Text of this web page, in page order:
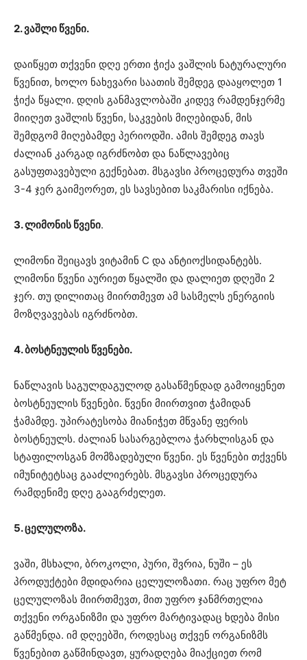
2. ვაშლი წვენი.
დაიწყეთ თქვენი დღე ერთი ჭიქა ვაშლის ნატურალური
წვენით, ხოლო ნახევარი საათის შემდეგ დააყოლეთ 1
ჭიქა წყალი. დღის განმავლობაში კიდევ რამდენჯერმე
მიიღეთ ვაშლის წვენი, საკვების მიღებიდან, მის
შემდგომ მიღებამდე პერიოდში. ამის შემდეგ თავს
ძალიან კარგად იგრძნობთ და ნაწლავებიც
გასუფთავებული გექნებათ. მსგავსი პროცედურა თვეში
3-4 ჯერ გაიმეორეთ, ეს სავსებით საკმარისი იქნება.
3. ლიმონის წვენი.
ლიმონი შეიცავს ვიტამინ C და ანტიოქსიდანტებს.
ლიმონი წვენი აურიეთ წყალში და დალიეთ დღეში 2
ჯერ. თუ დილითაც მიირთმევთ ამ სასმელს ენერგიის
მოზღვავებას იგრძნობთ.
4. ბოსტნეულის წვენები.
ნაწლავის საგულდაგულოდ გასაწმენდად გამოიყენეთ
ბოსტნეულის წვენები. წვენი მიირთვით ჭამიდან
ჭამამდე. უპირატესობა მიანიჭეთ მწვანე ფერის
ბოსტნეულს. ძალიან სასარგებლოა ჭარხლისგან და
სტაფილოსგან მომზადებული წვენი. ეს წვენები თქვენს
იმუნიტეტსაც გააძლიერებს. მსგავსი პროცედურა
რამდენიმე დღე გააგრძელეთ.
5. ცელულოზა.
ვაში, მსხალი, ბროკოლი, პური, შვრია, ნუში – ეს
პროდუქტები მდიდარია ცელულოზათი. რაც უფრო მეტ
ცელულოზას მიირთმევთ, მით უფრო ჯანმრთელია
თქვენი ორგანიზმი და უფრო მარტივადაც ხდება მისი
გაწმენდა. იმ დღეებში, როდესაც თქვენ ორგანიზმს
წვენებით გაწმინდავთ, ყურადღება მიაქციეთ რომ